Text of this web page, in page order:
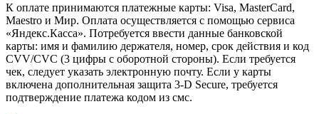
К оплате принимаются платежные карты: Visa, MasterCard,
Maestro и Мир. Оплата осуществляется с помощью сервиса
«Яндекс.Касса». Потребуется ввести данные банковской
карты: имя и фамилию держателя, номер, срок действия и код
CVV/CVC (3 цифры с оборотной стороны). Если требуется
чек, следует указать электронную почту. Если у карты
включена дополнительная защита 3-D Secure, требуется
подтверждение платежа кодом из смс.